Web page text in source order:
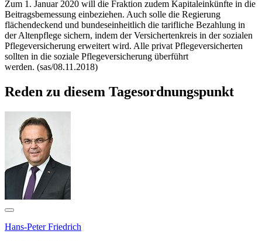
Zum 1. Januar 2020 will die Fraktion zudem Kapitaleinkünfte in die
Beitragsbemessung einbeziehen. Auch solle die Regierung
flächendeckend und bundeseinheitlich die tarifliche Bezahlung in
der Altenpflege sichern, indem der Versichertenkreis in der sozialen
Pflegeversicherung erweitert wird. Alle privat Pflegeversicherten
sollten in die soziale Pflegeversicherung überführt
werden. (sas/08.11.2018)
Reden zu diesem Tagesordnungspunkt
Hans-Peter Friedrich